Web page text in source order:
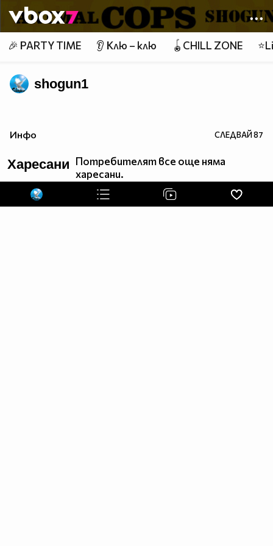
👾
🎉 PARTY TIME 👂 Клю – клю 🪀CHILL ZONE
shogun1
Инфо СЛЕДВАЙ87
Харесани Потребителят все още няма
харесани.